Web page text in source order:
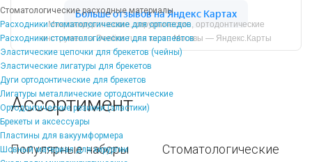
Стоматологические расходные материалы
Расходники стоматологические для ортопедов
Расходники стоматологические для терапевтов
Эластические цепочки для брекетов (чейны)
Эластические лигатуры для брекетов
Дуги ортодонтические для брекетов
Лигатуры металлические ортодонтические
Ортодонтические резинки (эластики)
Брекеты и аксессуары
Пластины для вакуумформера
Шовный материал для хирургии
Микрохирургические, хирургические, ортодонтические
инструменты Dentins.ru на карте Москвы — Яндекс.Карты
Ассортимент
Популярные наборы
Стоматологические